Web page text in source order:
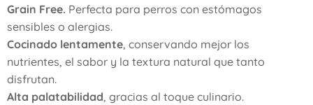
Grain Free. Perfecta para perros con estómagos
sensibles o alergias.
Cocinado lentamente, conservando mejor los
nutrientes, el sabor y la textura natural que tanto
disfrutan.
Alta palatabilidad, gracias al toque culinario.